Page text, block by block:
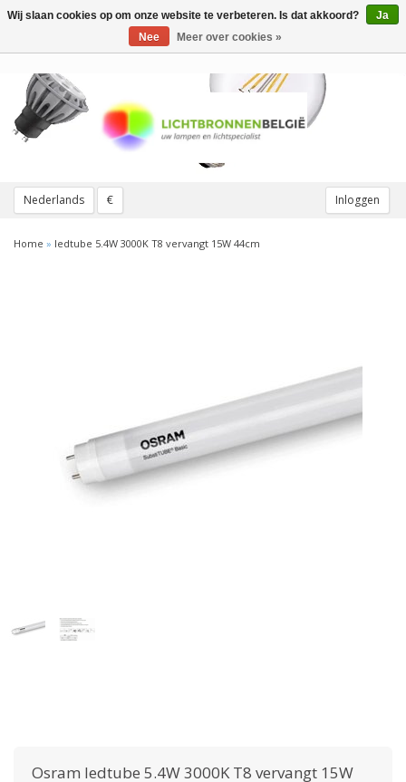
Nederlands € Inloggen
Toggle
Home » ledtube 5.4W 3000K T8 vervangt 15W 44cm
Osram ledtube 5.4W 3000K T8 vervangt 15W
Wij slaan cookies op om onze website te verbeteren. Is dat akkoord?
Ja
Nee
Meer over cookies »